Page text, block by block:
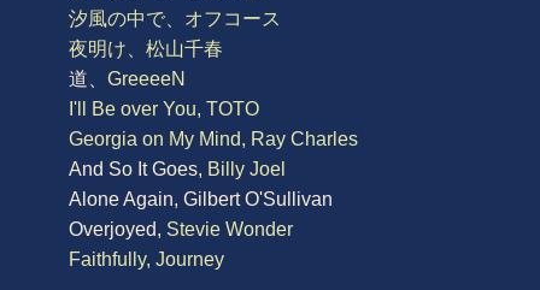
汐風の中で、オフコース
夜明け、松山千春
道、 GreeeeN
I'll Be over You, TOTO
Georgia on My Mind, Ray Charles
And So It Goes, Billy Joel
Alone Again, Gilbert O'Sullivan
Overjoyed, Stevie Wonder
Faithfully, Journey